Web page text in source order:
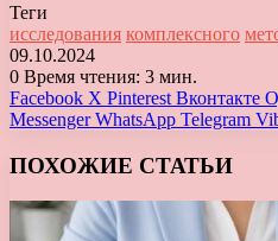
Теги
исследования комплексного
09.10.2024
0 Время чтения: 3 мин.
Facebook X Pinterest Вконтакте
Messenger WhatsApp Telegram
ПОХОЖИЕ СТАТЬИ